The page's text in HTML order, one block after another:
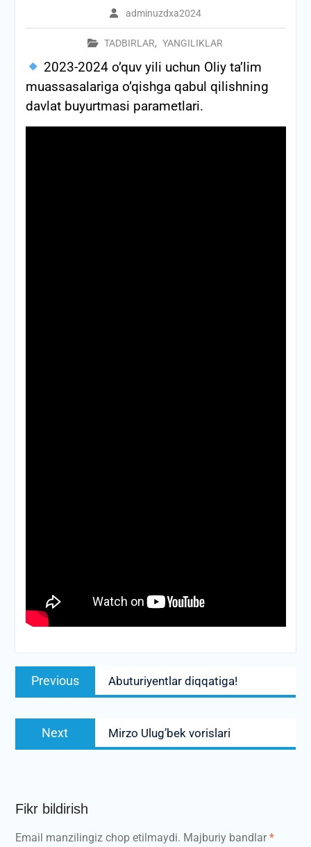
adminuzdxa2024
TADBIRLAR, YANGILIKLAR
2023-2024 o’quv yili uchun Oliy ta’lim
muassasalariga o’qishga qabul qilishning
davlat buyurtmasi parametlari.
Post
menyusi
Previous
Previous
post:
Abuturiyentlar diqqatiga!
Next
Next
post:
Mirzo Ulug’bek vorislari
Fikr bildirish
Email manzilingiz chop etilmaydi. Majburiy bandlar*